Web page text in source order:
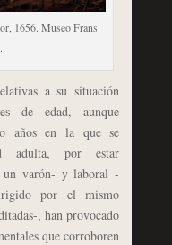
1656. Museo Frans
a su situación
de edad, aunque
años en la que se
adulta, por estar
un varón- y laboral -
por el mismo
, han provocado
que corroboren